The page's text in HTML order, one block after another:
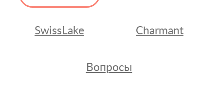
SwissLake Charmant
Вопросы